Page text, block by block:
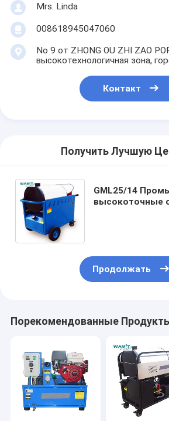
Mrs. Linda
008618945047060
No 9 от ZHONG OU ZHI ZAO
высокотехнологичная зона,
Контакт
Получить Лучшую
GML25/14
высокоточные
Продолжать
Порекомендованные